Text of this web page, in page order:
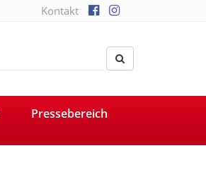
Kontakt
Pressebereich